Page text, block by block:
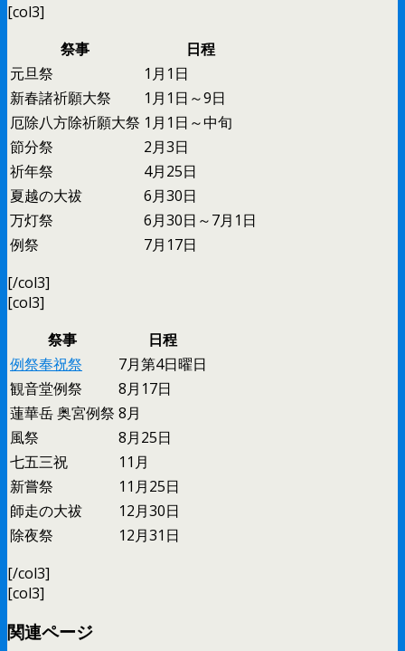
[col3]
祭事
日程
元旦祭
1月1日
新春諸祈願大祭
1月1日～9日
厄除八方除祈願大祭 1月1日～中旬
節分祭
2月3日
祈年祭
4月25日
夏越の大祓
6月30日
万灯祭
6月30日～7月1日
例祭
7月17日
[/col3]
[col3]
祭事
日程
例祭奉祝祭
7月第4日曜日
観音堂例祭
8月17日
蓮華岳 奥宮例祭 8月
風祭
8月25日
七五三祝
11月
新嘗祭
11月25日
師走の大祓
12月30日
除夜祭
12月31日
[/col3]
[col3]
関連ページ